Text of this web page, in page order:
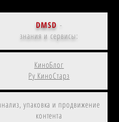
DMSD -
знания и сервисы:
КиноБлог
Ру КиноСтарз
упаковка и продвижение
контента